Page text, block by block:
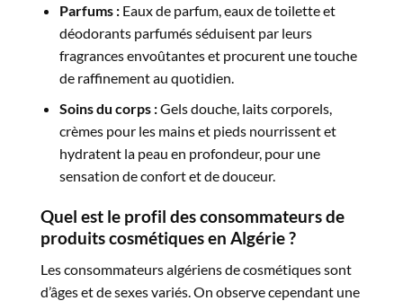
Parfums :Eaux de parfum, eaux de toilette et
déodorants parfumés séduisent par leurs
fragrances envoûtantes et procurent une touche
de raffinement au quotidien.
Soins du corps :Gels douche, laits corporels,
crèmes pour les mains et pieds nourrissent et
hydratent la peau en profondeur, pour une
sensation de confort et de douceur.
Quel est le profil des consommateurs de
produits cosmétiques en Algérie?
Les consommateurs algériens de cosmétiques sont
d’âges et de sexes variés. On observe cependant une